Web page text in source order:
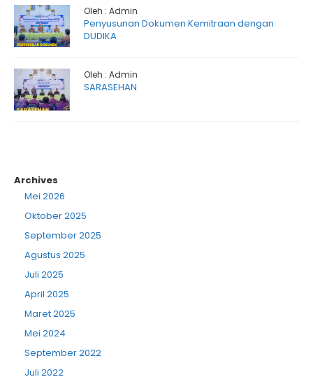
Oleh : Admin
Penyusunan Dokumen Kemitraan dengan
DUDIKA
Oleh : Admin
SARASEHAN
Archives
Mei 2026
Oktober 2025
September 2025
Agustus 2025
Juli 2025
April 2025
Maret 2025
Mei 2024
September 2022
Juli 2022